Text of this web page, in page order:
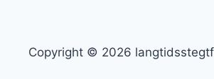
Copyright © 2026